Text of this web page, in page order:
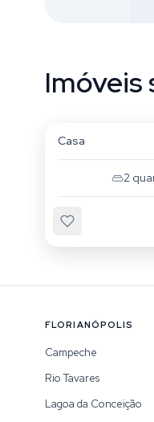
Imóveis
Casa
2
FLORIANÓPOLIS
Campeche
Rio Tavares
Lagoa da Conceição